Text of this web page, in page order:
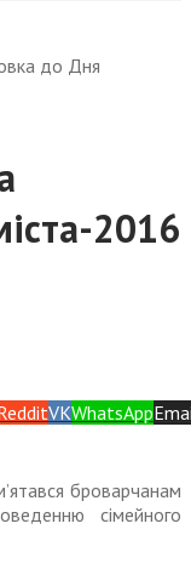
до Дня
2016
VKWhatsApp
броварчанам
сімейного